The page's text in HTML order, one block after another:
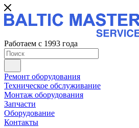
Работаем с 1993 года
Ремонт оборудования
Техническое обслуживание
Монтаж оборудования
Запчасти
Оборудование
Контакты